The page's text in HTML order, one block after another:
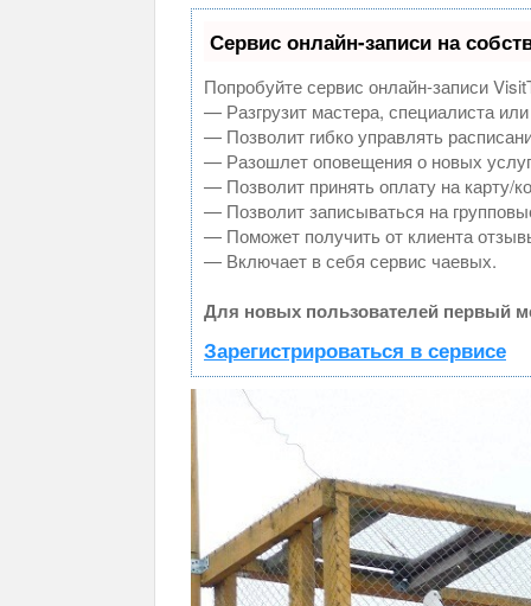
Сервис онлайн-записи на
Попробуйте сервис онлайн-записи
— Разгрузит мастера, специалиста
— Позволит гибко управлять
— Разошлет оповещения о новых
— Позволит принять оплату на карту/
— Позволит записываться на
— Поможет получить от клиента
— Включает в себя сервис чаевых.
Для новых пользователей первый
Зарегистрироваться в сервисе